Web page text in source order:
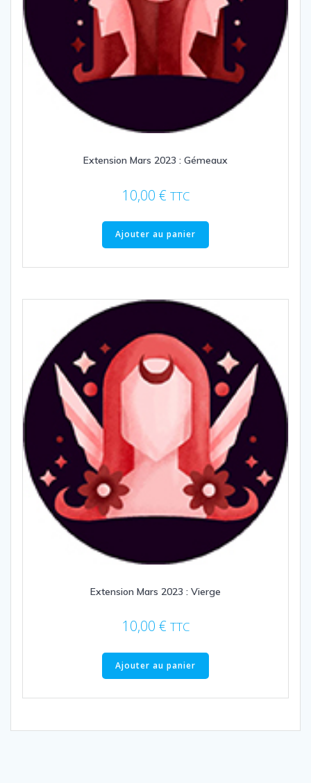
Extension Mars 2023 : Gémeaux
10,00 € TTC
Ajouter au panier
Extension Mars 2023 : Vierge
10,00 € TTC
Ajouter au panier